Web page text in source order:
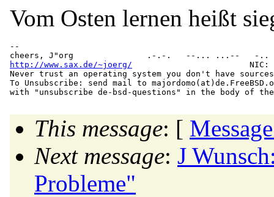
Vom Osten lernen heißt
--
http://www.sax.de/~joerg/
NIC:
Never trust an operating system you don't have
To Unsubscribe: send mail to majordomo(at)de.
This message: [
Next message: J
Probleme"